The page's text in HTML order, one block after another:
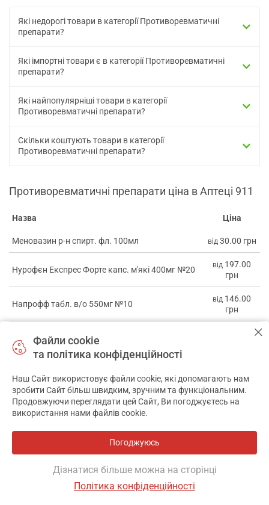
Фільтр
Які недорогі товари в категорії Противоревматичні
препарати?
Які імпортні товари є в категорії Противоревматичні
препарати?
Які найпопулярніші товари в категорії
Противоревматичні препарати?
Скільки коштують товари в категорії
Противоревматичні препарати?
Противоревматичні препарати ціна в Аптеці 911
Назва Ціна
Меновазин р-н спирт. фл. 100мл від30.00 грн
Нурофєн Експрес Форте капс. м'які 400мг №20 від 197.00
грн
Напрофф табл. в/о 550мг №10 від 146.00
грн
№30
Категорія препаратів
Противоревматичні
646
Середня ціна препарату 244.23 грн
Файли cookie
та політика конфіденційності
Наш Сайт використовує файли cookie, які допомагають нам
зробити Сайт більш швидким, зручним та функціональним.
Продовжуючи переглядати цей Сайт, Ви погоджуєтесь на
використання нами файлів cookie.
Погоджуюсь
Дізнатися більше можна на сторінці
Політика конфіденційності
✕